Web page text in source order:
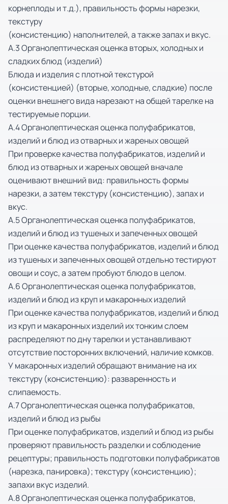
корнеплоды и т.д.), правильность формы нарезки,
текстуру
(консистенцию) наполнителей, а также запах и вкус.
А.3 Органолептическая оценка вторых, холодных и
сладких блюд (изделий)
Блюда и изделия с плотной текстурой
(консистенцией) (вторые, холодные, сладкие) после
оценки внешнего вида нарезают на общей тарелке на
тестируемые порции.
А.4 Органолептическая оценка полуфабрикатов,
изделий и блюд из отварных и жареных овощей
При проверке качества полуфабрикатов, изделий и
блюд из отварных и жареных овощей вначале
оценивают внешний вид: правильность формы
нарезки, а затем текстуру (консистенцию), запах и
вкус.
А.5 Органолептическая оценка полуфабрикатов,
изделий и блюд из тушеных и запеченных овощей
При оценке качества полуфабрикатов, изделий и блюд
из тушеных и запеченных овощей отдельно тестируют
овощи и соус, а затем пробуют блюдо в целом.
А.6 Органолептическая оценка полуфабрикатов,
изделий и блюд из круп и макаронных изделий
При оценке качества полуфабрикатов, изделий и блюд
из круп и макаронных изделий их тонким слоем
распределяют по дну тарелки и устанавливают
отсутствие посторонних включений, наличие комков.
У макаронных изделий обращают внимание на их
текстуру (консистенцию): разваренность и
слипаемость.
А.7 Органолептическая оценка полуфабрикатов,
изделий и блюд из рыбы
При оценке полуфабрикатов, изделий и блюд из рыбы
проверяют правильность разделки и соблюдение
рецептуры; правильность подготовки полуфабрикатов
(нарезка, панировка); текстуру (консистенцию);
запахи вкус изделий.
А.8 Органолептическая оценка полуфабрикатов,